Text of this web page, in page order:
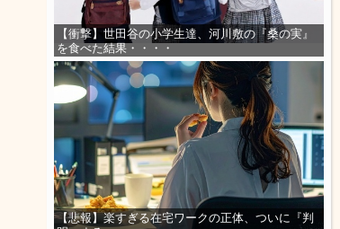
【衝撃】世田谷の小学生達、河川敷の『桑の実』
を食べた結果・・・・
【悲報】楽すぎる在宅ワークの正体、ついに『判